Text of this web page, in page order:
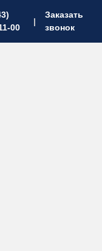
00
|
Заказать
звонок